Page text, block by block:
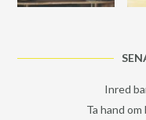
Inred
Ta hand